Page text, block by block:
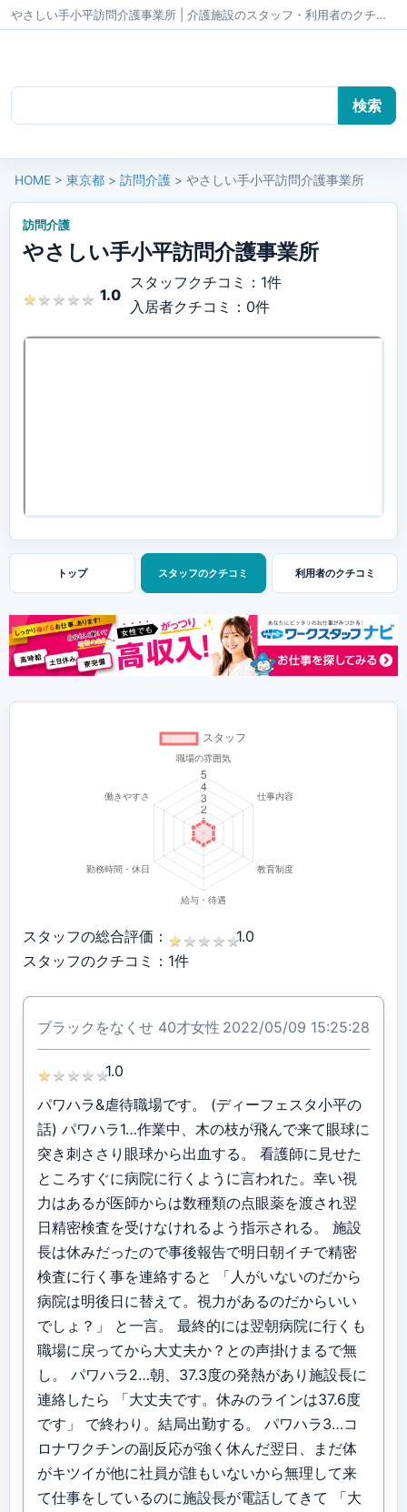
やさしい手小平訪問介護事業所 | 介護施設のスタッフ・利用者のクチコミ かいごちゃんねる
HOME > 東京都 > 訪問介護 > やさしい手小平訪問介護事業所
訪問介護
やさしい手小平訪問介護事業所
★ ★ ★ ★ ★
★ ★ ★ ★ ★ 1.0
スタッフクチコミ：1件
入居者クチコミ：0件
トップ スタッフのクチコミ 利用者のクチコミ
スタッフの総合評価： ★ ★ ★ ★ ★
★ ★ ★ ★ ★1.0
スタッフのクチコミ：1件
ブラックをなくせ 40才女性 2022/05/09 15:25:28
★ ★ ★ ★ ★
★ ★ ★ ★ ★1.0
パワハラ&虐待職場です。 (ディーフェスタ小平の
話) パワハラ1…作業中、木の枝が飛んで来て眼球に
突き刺ささり眼球から出血する。 看護師に見せた
ところすぐに病院に行くように言われた。幸い視
力はあるが医師からは数種類の点眼薬を渡され翌
日精密検査を受けなけれるよう指示される。 施設
長は休みだったので事後報告で明日朝イチで精密
検査に行く事を連絡すると 「人がいないのだから
病院は明後日に替えて。視力があるのだからいい
でしょ？」 と一言。 最終的には翌朝病院に行くも
職場に戻ってから大丈夫か？との声掛けまるで無
し。 パワハラ2…朝、37.3度の発熱があり施設長に
連絡したら 「大丈夫です。休みのラインは37.6度
です」 で終わり。結局出勤する。 パワハラ3…コ
ロナワクチンの副反応が強く休んだ翌日、まだ体
がキツイが他に社員が誰もいないから無理して来
て仕事をしているのに施設長が電話してきて 「大